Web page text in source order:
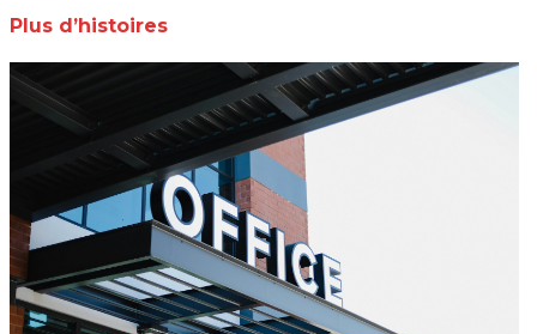
Plus d’histoires